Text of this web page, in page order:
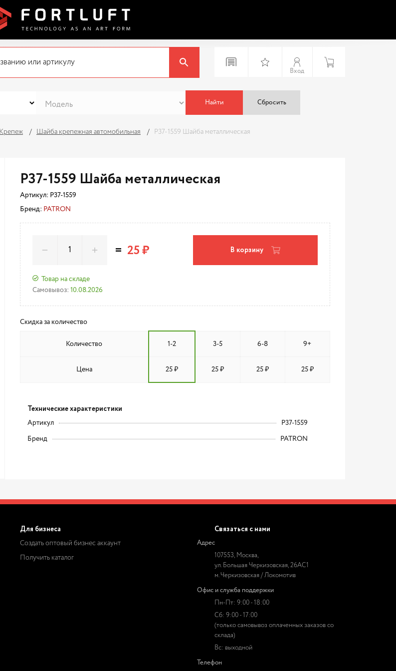
Вход
Найти Сбросить
Крепеж Шайба крепежная автомобильная P37-1559 Шайба металлическая
P37-1559 Шайба металлическая
Артикул: P37-1559
Бренд: PATRON
Товар на складе
Самовывоз: 10.08.2026
= 25 ₽ В корзину
Скидка за количество
Количество 1-2 3-5 6-8 9+
Цена 25 ₽ 25 ₽ 25 ₽ 25 ₽
Технические характеристики
Артикул P37-1559
Бренд PATRON
Для бизнеса
Создать оптовый бизнес аккаунт
Получить каталог
Связаться с нами
Адрес
107553, Москва,
ул. Большая Черкизовская, 26АС1
м. Черкизовская / Локомотив
Офис и служба поддержки
Пн-Пт: 9:00 - 18:00
Сб: 9:00 - 17:00
(только самовывоз оплаченных заказов со
склада)
Вс: выходной
Телефон